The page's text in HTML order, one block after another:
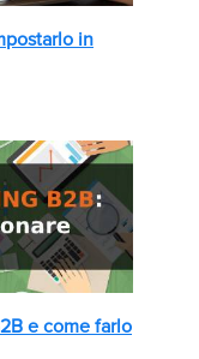
in
e come farlo